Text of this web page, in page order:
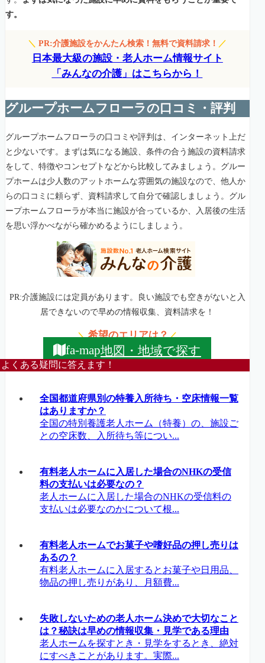
す。
＼PR:介護施設をかんたん検索！無料で資料請求！ ／
日本最大級の施設・老人ホーム情報サイト
「みんなの介護」はこちらから！
グループホームフローラの口コミ・評判
グループホームフローラの口コミや評判は、インターネット上だ
と少ないです。まずは気になる施設、条件の合う施設の資料請求
をして、特徴やコンセプトなどから比較してみましょう。グルー
プホームは少人数のアットホームな雰囲気の施設なので、他人か
らの口コミに頼らず、資料請求して自分で確認しましょう。グル
ープホームフローラが本当に施設が合っているか、入居後の生活
を思い浮かべながら確かめるようにしましょう。
PR:介護施設には定員があります。良い施設でも空きがないと入
居できないので早めの情報収集、資料請求を！
＼希望のエリアは？／
fa-map地図・地域で探す
よくある疑問に答えます！
全国都道府県別の特養入所待ち・空床情報一覧
はありますか？
全国の特別養護老人ホーム（特養）の、施設ご
との空床数、入所待ち等につい...
有料老人ホームに入居した場合のNHKの受信
料の支払いは必要なの？
老人ホームに入居した場合のNHKの受信料の
支払いは必要なのかについて根...
有料老人ホームでお菓子や嗜好品の押し売りは
あるの？
有料老人ホームに入居するとお菓子や日用品、
物品の押し売りがあり、月額費...
失敗しないための老人ホーム決めで大切なこと
は？秘訣は早めの情報収集・見学である理由
老人ホームを探すとき・見学をするとき、絶対
にすべきことがあります。実際...